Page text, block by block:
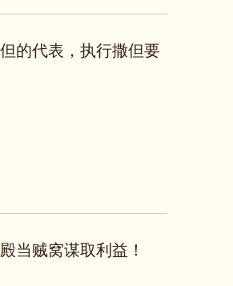
的代表，执行撒但要
当贼窝谋取利益！